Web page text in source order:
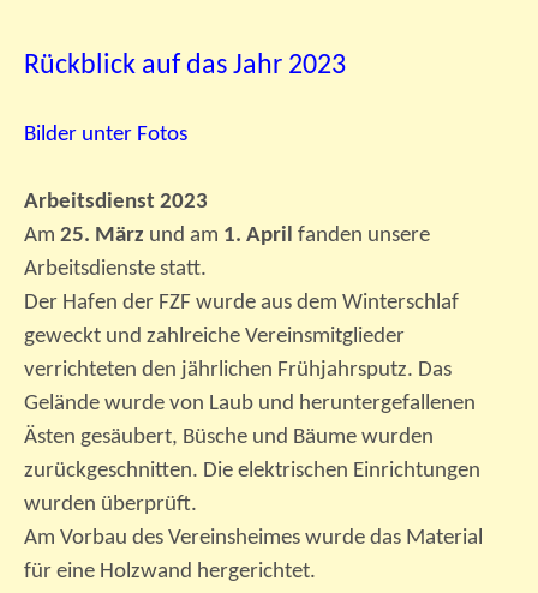
Rückblick auf das Jahr 2023
Bilder unter Fotos
Arbeitsdienst 2023
Am 25. März und am 1. April fanden unsere
Arbeitsdienste statt.
Der Hafen der FZF wurde aus dem Winterschlaf
geweckt und zahlreiche Vereinsmitglieder
verrichteten den jährlichen Frühjahrsputz. Das
Gelände wurde von Laub und heruntergefallenen
Ästen gesäubert, Büsche und Bäume wurden
zurückgeschnitten. Die elektrischen Einrichtungen
wurden überprüft.
Am Vorbau des Vereinsheimes wurde das Material
für eine Holzwand hergerichtet.